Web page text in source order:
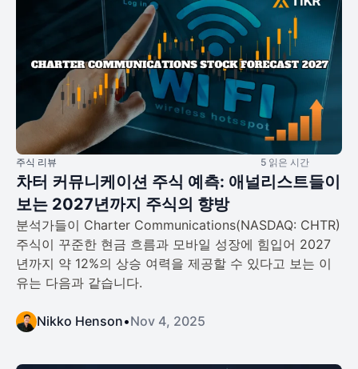
주식 리뷰 5 읽은 시간
차터 커뮤니케이션 주식 예측: 애널리스트들이
보는 2027년까지 주식의 향방
분석가들이 Charter Communications(NASDAQ: CHTR)
주식이 꾸준한 현금 흐름과 모바일 성장에 힘입어 2027
년까지 약 12%의 상승 여력을 제공할 수 있다고 보는 이
유는 다음과 같습니다.
Nikko Henson•Nov 4, 2025